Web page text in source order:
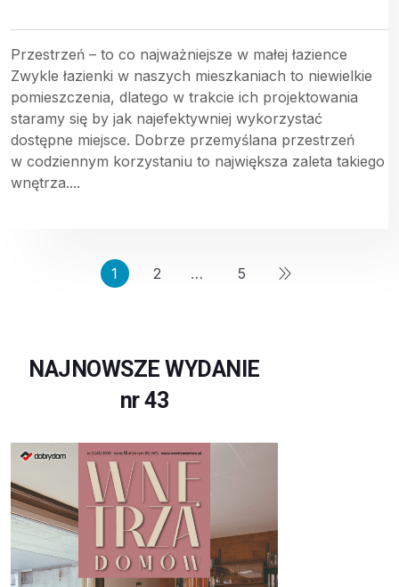
Przestrzeń – to co najważniejsze w małej łazience
Zwykle łazienki w naszych mieszkaniach to niewielkie
pomieszczenia, dlatego w trakcie ich projektowania
staramy się by jak najefektywniej wykorzystać
dostępne miejsce. Dobrze przemyślana przestrzeń
w codziennym korzystaniu to największa zaleta takiego
wnętrza....
1 2 … 5
NAJNOWSZE WYDANIE
nr 43